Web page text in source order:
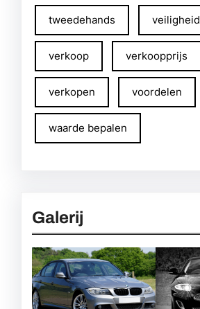
tweedehands veiligheid
verkoop verkoopprijs
verkopen voordelen
waarde bepalen
Galerij